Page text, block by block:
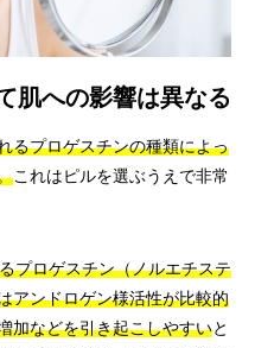
肌への影響は異なる
るプロゲスチンの種類によっ
これはピルを選ぶうえで非常
プロゲスチン（ノルエチステ
アンドロゲン様活性が比較的
加などを引き起こしやすいと